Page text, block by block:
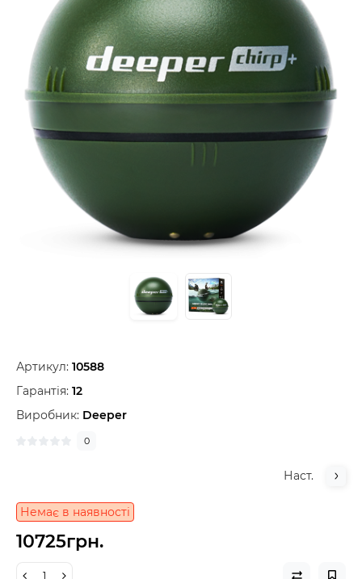
Артикул: 10588
Гарантія: 12
Виробник: Deeper
0
Наст.
Немає в наявності
10725грн.